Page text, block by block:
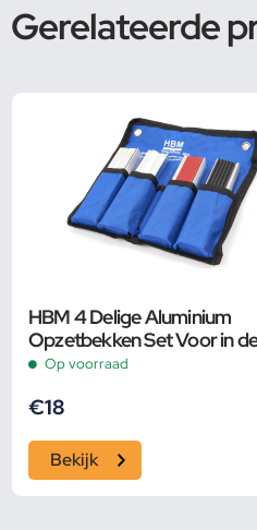
Gerelateerde
HBM 4 Delige Aluminium
Opzetbekken Set Voor in
Bankschroef 150 mm.
Op voorraad
€18
Bekijk